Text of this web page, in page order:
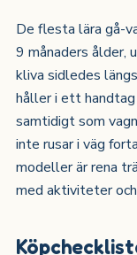
De flesta lära gå-
9 månaders ålder,
kliva sidledes
håller i ett handtag
samtidigt som
inte rusar i väg
modeller är rena
med aktiviteter